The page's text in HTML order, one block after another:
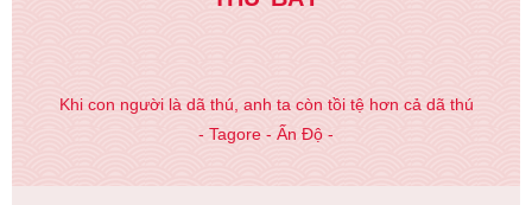
Khi con người là dã thú, anh ta còn tồi tệ hơn cả dã thú
- Tagore - Ấn Độ -